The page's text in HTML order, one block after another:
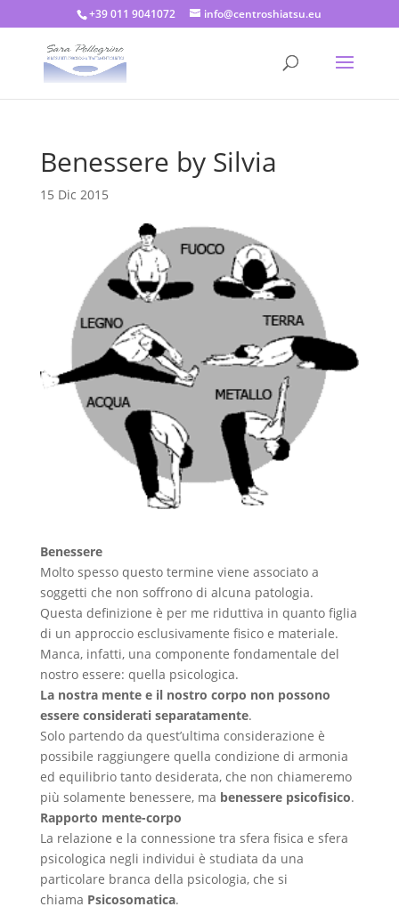
+39 011 9041072 info@centroshiatsu.eu
Benessere by Silvia
15 Dic 2015
Benessere
Molto spesso questo termine viene associato a
soggetti che non soffrono di alcuna patologia.
Questa definizione è per me riduttiva in quanto figlia
di un approccio esclusivamente fisico e materiale.
Manca, infatti, una componente fondamentale del
nostro essere: quella psicologica.
La nostra mente e il nostro corpo non possono
essere considerati separatamente.
Solo partendo da quest’ultima considerazione è
possibile raggiungere quella condizione di armonia
ed equilibrio tanto desiderata, che non chiameremo
più solamente benessere, ma benessere psicofisico.
Rapporto mente-corpo
La relazione e la connessione tra sfera fisica e sfera
psicologica negli individui è studiata da una
particolare branca della psicologia, che si
chiama Psicosomatica.